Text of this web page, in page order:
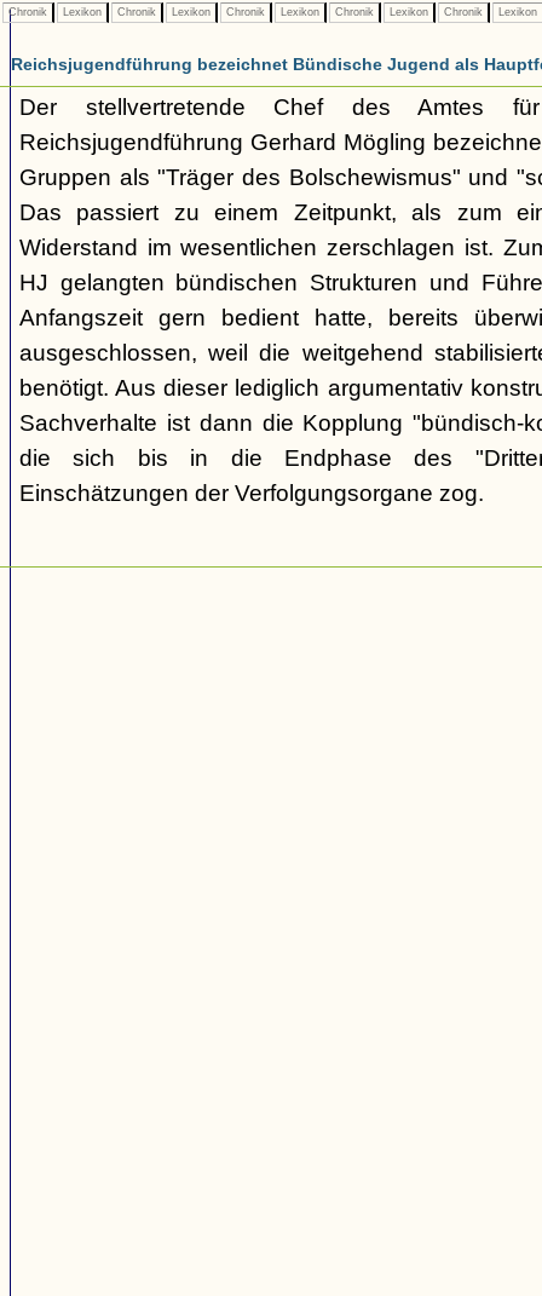
Chronik Lexikon Chronik Lexikon Chronik Lexikon Chronik Lexikon Chronik Lexikon
Reichsjugendführung bezeichnet Bündische Jugend als
Der stellvertretende Chef des Amtes
Reichsjugendführung Gerhard Mögling
Gruppen als "Träger des Bolschewismus" und
Das passiert zu einem Zeitpunkt, als zum
Widerstand im wesentlichen zerschlagen ist.
HJ gelangten bündischen Strukturen und
Anfangszeit gern bedient hatte, bereits
ausgeschlossen, weil die weitgehend
benötigt. Aus dieser lediglich argumentativ
Sachverhalte ist dann die Kopplung "bündisch-
die sich bis in die Endphase des
Einschätzungen der Verfolgungsorgane zog.